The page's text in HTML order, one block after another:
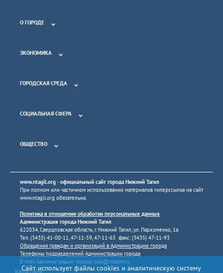
О ГОРОДЕ
ЭКОНОМИКА
ГОРОДСКАЯ СРЕДА
СОЦИАЛЬНАЯ СФЕРА
ОБЩЕСТВО
www.ntagil.org - официальный сайт города Нижний Тагил
При полном или частичном использовании материалов гиперссылка на сайт
www.ntagil.org обязательна.
Политика в отношении обработки персональных данных
Администрация города Нижний Тагил
622034, Свердловская область, г. Нижний Тагил, ул. Пархоменко, 1а
Тел. (3435) 41-00-11, 47-11-59, 47-11-63 факс: (3435) 47-11-93
Обращения граждан и организаций в Администрацию города
Телефоны подразделений Администрации города
E-mail Администрации города: odo@ntadm.ru
Карта сайта
Сайт использует файлы cookies и аналитическую систему